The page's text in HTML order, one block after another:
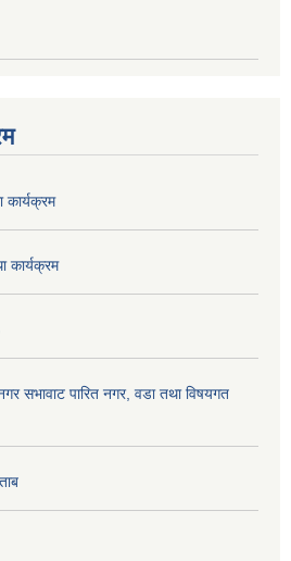
पारित नगर, वडा तथा विषयगत